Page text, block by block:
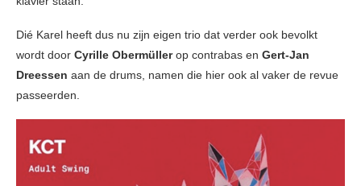
Dié Karel heeft dus nu zijn eigen trio dat verder ook bevolkt
wordt door Cyrille Obermüllerop contrabas en Gert-Jan
Dreessen aan de drums, namen die hier ook al vaker de revue
passeerden.